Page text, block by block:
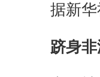
据新华
跻身